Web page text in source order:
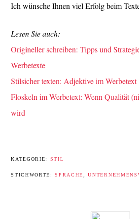
Ich wünsche Ihnen viel Erfolg beim
Lesen Sie auch:
Origineller schreiben: Tipps und
Werbetexte
Stilsicher texten: Adjektive im Werbetext
Floskeln im Werbetext: Wenn Qualität
wird
KATEGORIE: STIL
STICHWORTE:SPRACHE ,